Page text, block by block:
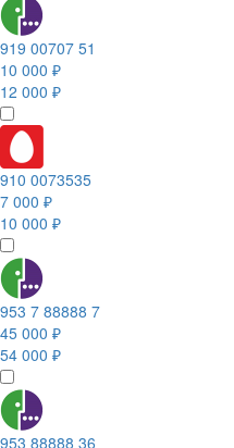
919 00707 51
10 000 ₽
12 000 ₽
910 0073535
7 000 ₽
10 000 ₽
953 7 88888 7
45 000 ₽
54 000 ₽
953 88888 36